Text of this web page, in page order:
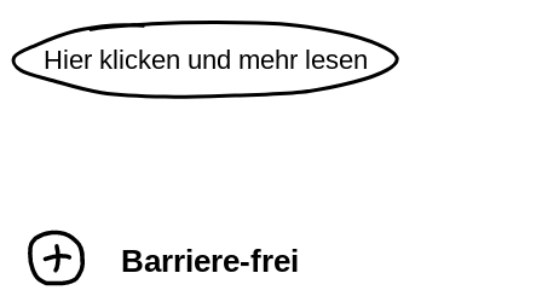
Hier klicken und mehr lesen
Barriere-frei